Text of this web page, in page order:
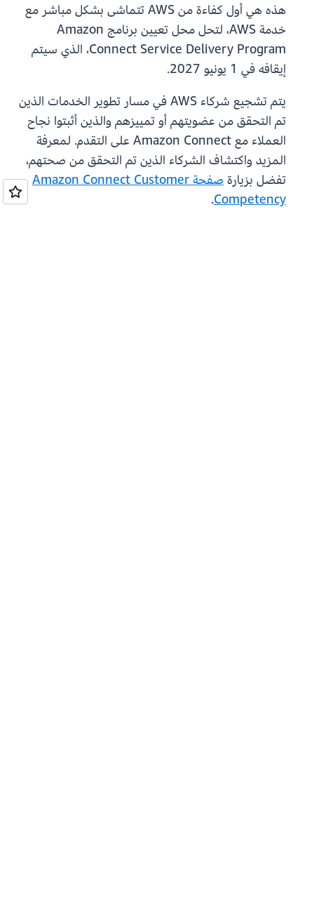
هذه هي أول كفاءة من AWS تتماشى بشكل مباشر مع
خدمة AWS، لتحل محل تعيين برنامج Amazon
Connect Service Delivery Program، الذي سيتم
إيقافه في 1 يونيو 2027.
يتم تشجيع شركاء AWS في مسار تطوير الخدمات الذين
تم التحقق من عضويتهم أو تمييزهم والذين أثبتوا نجاح
العملاء مع Amazon Connect على التقدم. لمعرفة
المزيد واكتشاف الشركاء الذين تم التحقق من صحتهم،
تفضل بزيارة
صفحة Amazon Connect Customer
Competency
.